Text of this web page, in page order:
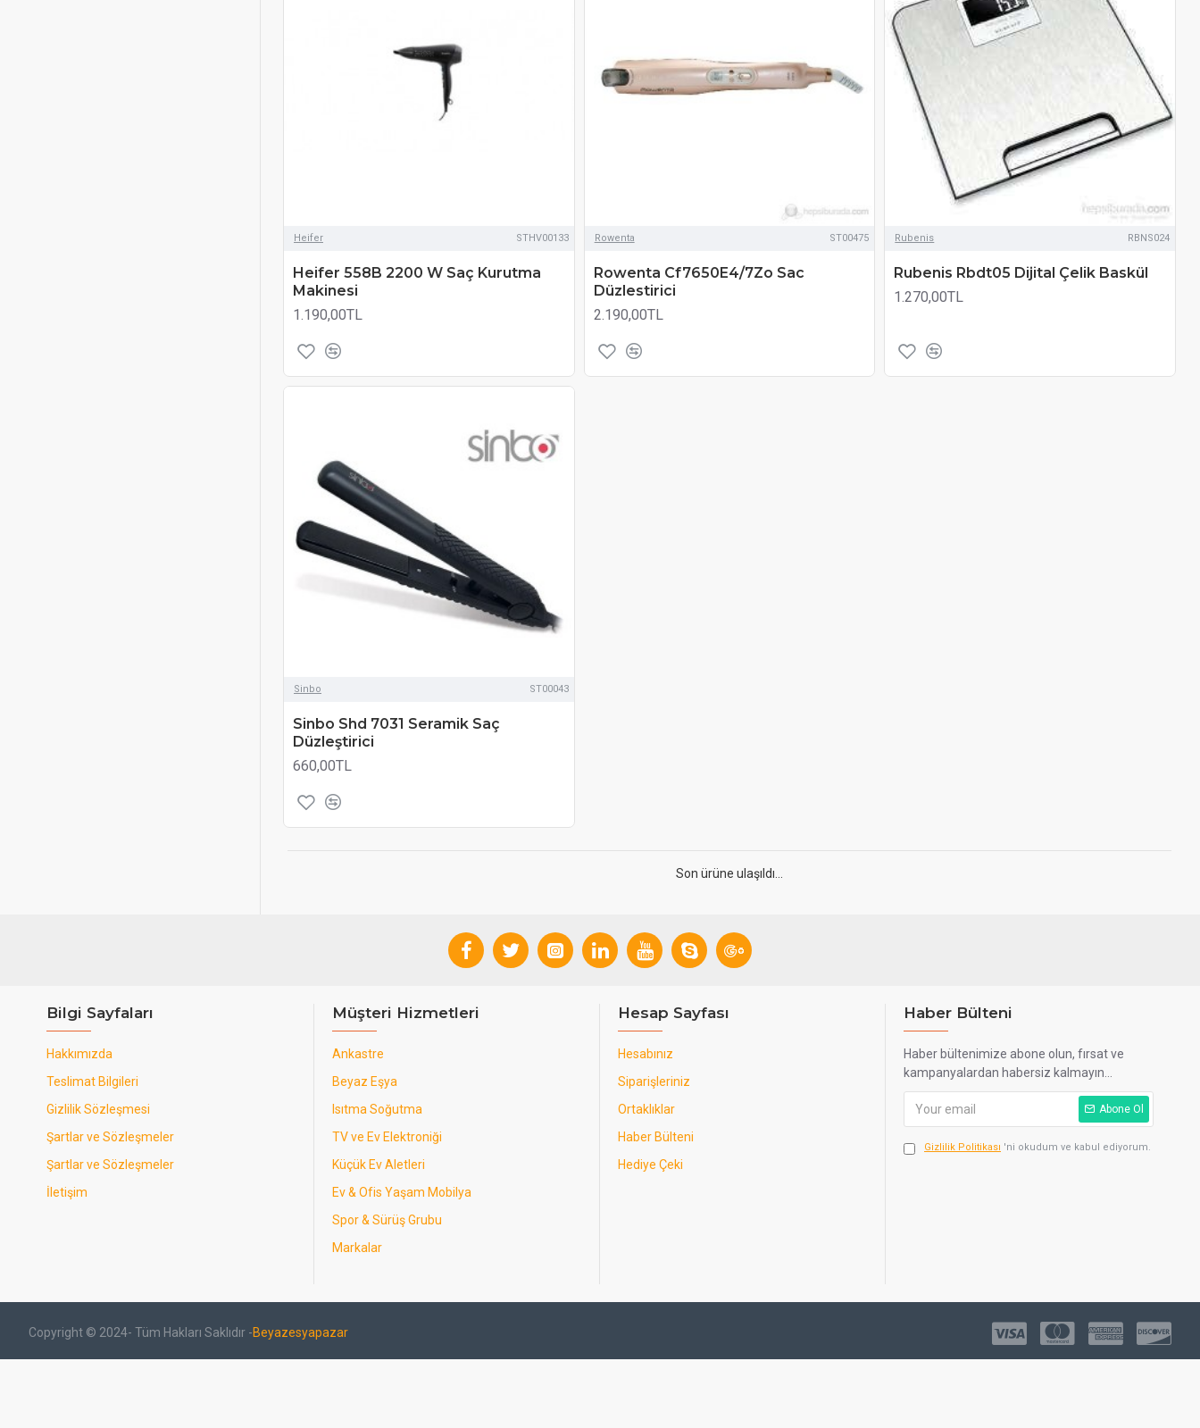
Heifer STHV00133
Heifer 558B 2200 W Saç Kurutma
Makinesi
1.190,00TL
Rowenta ST00475
Rowenta Cf7650E4/7Zo Sac
Düzlestirici
2.190,00TL
Rubenis RBNS024
Rubenis Rbdt05 Dijital Çelik Baskül
1.270,00TL
Sinbo ST00043
Sinbo Shd 7031 Seramik Saç
Düzleştirici
660,00TL
Son ürüne ulaşıldı...
Bilgi Sayfaları
Hakkımızda
Teslimat Bilgileri
Gizlilik Sözleşmesi
Şartlar ve Sözleşmeler
Şartlar ve Sözleşmeler
İletişim
Müşteri Hizmetleri
Ankastre
Beyaz Eşya
Isıtma Soğutma
TV ve Ev Elektroniği
Küçük Ev Aletleri
Ev & Ofis Yaşam Mobilya
Spor & Sürüş Grubu
Markalar
Hesap Sayfası
Hesabınız
Siparişleriniz
Ortaklıklar
Haber Bülteni
Hediye Çeki
Haber Bülteni
Haber bültenimize abone olun, fırsat ve
kampanyalardan habersiz kalmayın...
Abone Ol
Gizlilik Politikası 'ni okudum ve kabul ediyorum.
Copyright © 2024- Tüm Hakları Saklıdır -Beyazesyapazar